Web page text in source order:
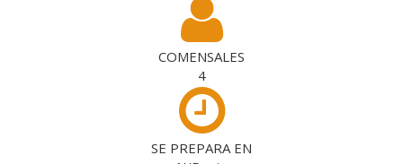
COMENSALES
4
SE PREPARA EN